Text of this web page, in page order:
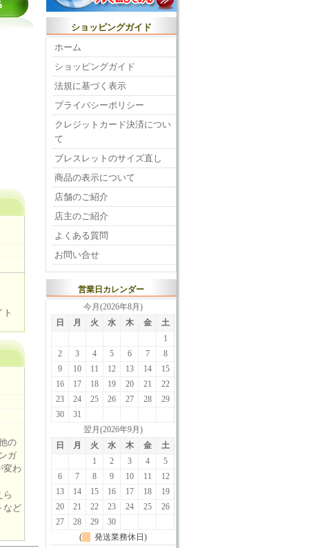
の
ガ
変わ
ら
など
ショッピングガイド
ホーム
ショッピングガイド
法規に基づく表示
プライバシーポリシー
クレジットカード決済につい
て
ブレスレットのサイズ直し
商品の表示について
店舗のご紹介
店主のご紹介
よくある質問
お問い合せ
営業日カレンダー
今月(2026年8月)
日
月 火 水 木 金
土
1
2
3 4 5 6 7
8
9
10 11 12 13 14
15
16
17 18 19 20 21
22
23
24 25 26 27 28
29
30
31
翌月(2026年9月)
日
月 火 水 木 金
土
1
2 3 4
5
6
7 8 9 10 11
12
13
14 15 16 17 18
19
20
21 22 23 24 25
26
27
28 29
30
(
発送業務休日)